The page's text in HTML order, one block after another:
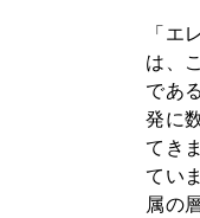
「エ
は、
であ
発に
てき
てい
属の